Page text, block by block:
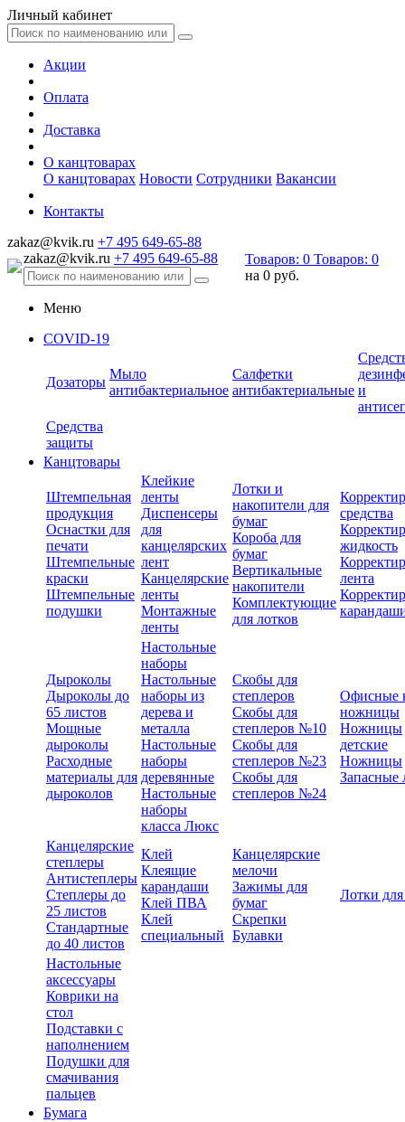
Личный кабинет
Акции
Оплата
Доставка
О канцтоварах
О канцтоварах Новости Сотрудники Вакансии
Контакты
zakaz@kvik.ru +7 495 649-65-88
zakaz@kvik.ru +7 495 649-65-88 Товаров: 0 Товаров: 0
на 0 руб.
Меню
COVID-19
Дозаторы
Мыло
антибактериальное
Салфетки
антибактериальные и
Средства
защиты
Канцтовары
Штемпельная
продукция
Оснастки для
печати
Штемпельные
краски
Штемпельные
подушки
Клейкие
ленты
Диспенсеры
для
канцелярских
лент
Канцелярские
ленты
Монтажные
ленты
Лотки и
накопители для
бумаг
Короба для
бумаг
Вертикальные
накопители
Комплектующие
для лотков
средства
жидкость
лента
Дыроколы
Дыроколы до
65 листов
Мощные
дыроколы
Расходные
материалы для
дыроколов
Настольные
наборы
Настольные
наборы из
дерева и
металла
Настольные
наборы
деревянные
Настольные
наборы
класса Люкс
Скобы для
степлеров
Скобы для
степлеров №10
Скобы для
степлеров №23
Скобы для
степлеров №24
Офисные
ножницы
Ножницы
детские
Ножницы
Запасные
Канцелярские
степлеры
Антистеплеры
Степлеры до
25 листов
Стандартные
до 40 листов
Клей
Клеящие
карандаши
Клей ПВА
Клей
специальный
Канцелярские
мелочи
Зажимы для
бумаг
Скрепки
Булавки
Лотки
Настольные
аксессуары
Коврики на
стол
Подставки с
наполнением
Подушки для
смачивания
пальцев
Бумага